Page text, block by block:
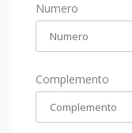
Numero
Complemento